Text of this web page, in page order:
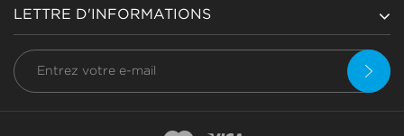
LETTRE D'INFORMATIONS